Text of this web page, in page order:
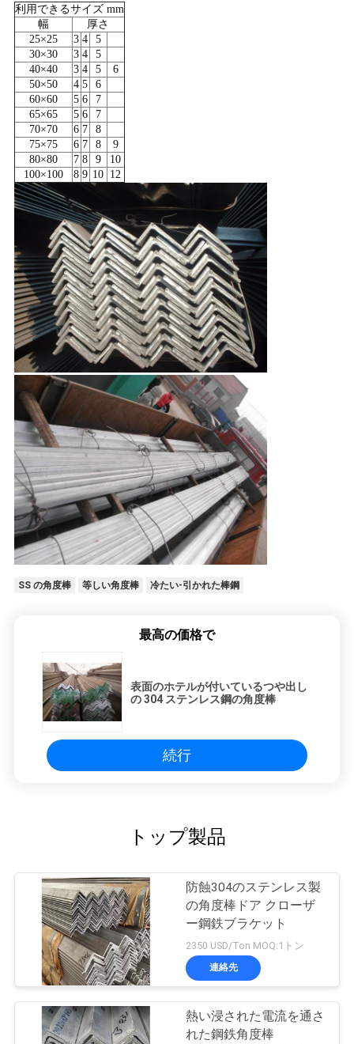
利用できるサイズ mm
幅
厚さ
25×25
3 4
5
30×30
3 4
5
40×40
3 4 5
6
50×50
4 5
6
60×60
5 6
7
65×65
5 6
7
70×70
6 7
8
75×75
6 7 8
9
80×80
7 8 9
10
100×100
8 9 10 12
SS の角度棒 等しい角度棒 冷たい-引かれた棒鋼
最高の価格で
表面のホテルが付いているつや出し
の 304 ステンレス鋼の角度棒
続行
トップ製品
防蝕304のステンレス製
の角度棒ドア クローザ
ー鋼鉄ブラケット
2350 USD/Ton MOQ:1トン
連絡先
熱い浸された電流を通さ
れた鋼鉄角度棒